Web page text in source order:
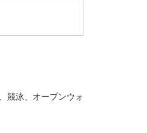
競泳、オープンウォ